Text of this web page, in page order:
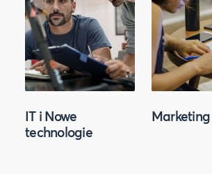
IT i Nowe
technologie
Marketing